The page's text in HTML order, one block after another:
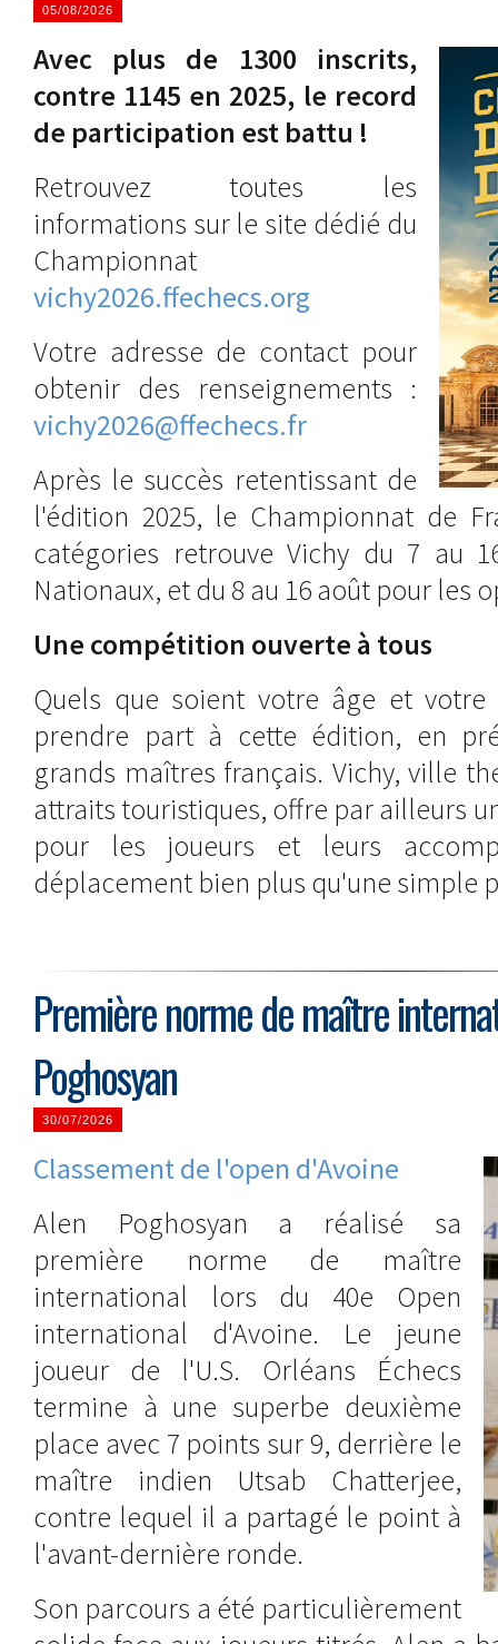
05/08/2026
Avec plus de 1300 inscrits,
contre 1145 en 2025, le record
de participation est battu !
Retrouvez toutes les
informations sur le site dédié du
Championnat
vichy2026.ffechecs.org
Votre adresse de contact pour
obtenir des renseignements :
vichy2026@ffechecs.fr
Après le succès retentissant de
l'édition 2025, le Championnat de
catégories retrouve Vichy du 7 au
Nationaux, et du 8 au 16 août pour les
Une compétition ouverte à tous
Quels que soient votre âge et votre
prendre part à cette édition, en
grands maîtres français. Vichy, ville
attraits touristiques, offre par ailleurs
pour les joueurs et leurs
déplacement bien plus qu'une simple
Première norme de maître
Poghosyan
30/07/2026
Classement de l'open d'Avoine
Alen Poghosyan a réalisé sa
première norme de maître
international lors du 40e Open
international d'Avoine. Le jeune
joueur de l'U.S. Orléans Échecs
termine à une superbe deuxième
place avec 7 points sur 9, derrière le
maître indien Utsab Chatterjee,
contre lequel il a partagé le point à
l'avant-dernière ronde.
Son parcours a été particulièrement